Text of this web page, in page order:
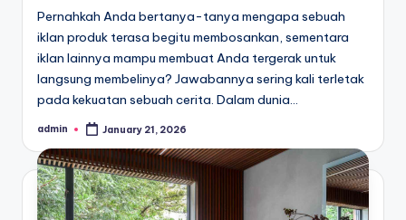
Pernahkah Anda bertanya-tanya mengapa sebuah
iklan produk terasa begitu membosankan, sementara
iklan lainnya mampu membuat Anda tergerak untuk
langsung membelinya? Jawabannya sering kali terletak
pada kekuatan sebuah cerita. Dalam dunia…
Posted
admin January 21, 2026